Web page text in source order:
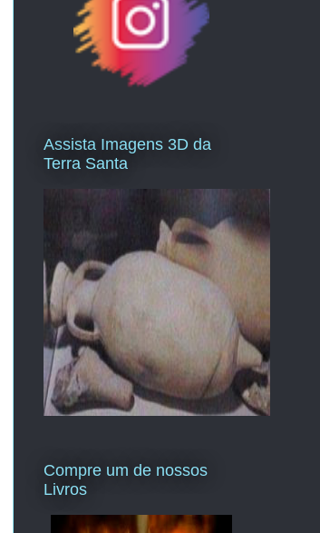
Assista Imagens 3D da
Terra Santa
Compre um de nossos
Livros